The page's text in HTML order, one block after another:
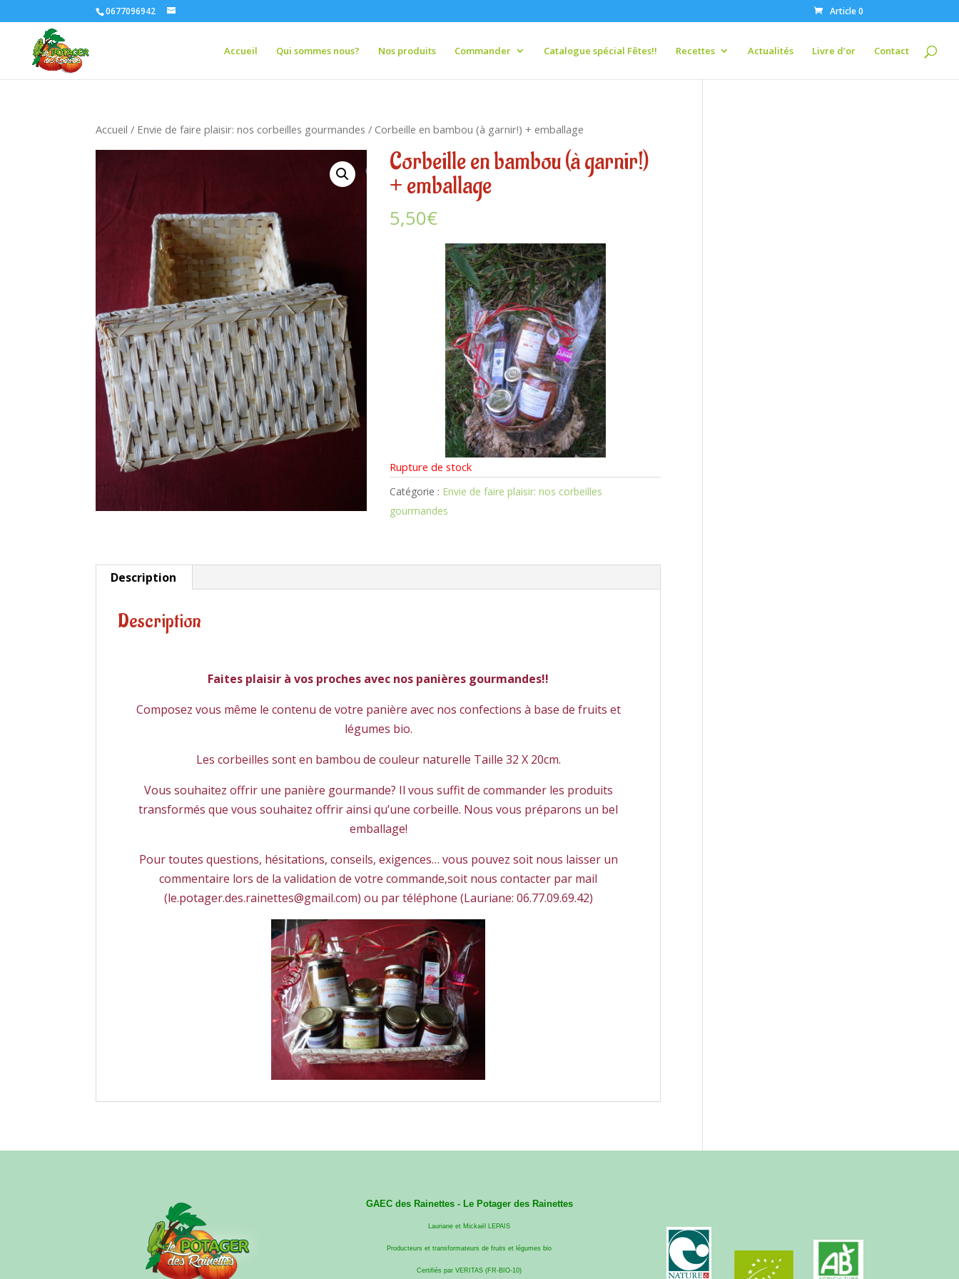
0677096942 Article 0
Accueil Qui sommes nous? Nos produits Commander Catalogue spécial Fêtes!! Recettes Actualités Livre d’or Contact
Accueil / Envie de faire plaisir: nos corbeilles gourmandes / Corbeille en bambou (à garnir!) + emballage
Corbeille en bambou (à garnir!)
+ emballage
5,50€
Rupture de stock
Catégorie : Envie de faire plaisir: nos corbeilles
gourmandes
Description
Description
Faites plaisir à vos proches avec nos panières gourmandes!!
Composez vous même le contenu de votre panière avec nos confections à base de fruits et
légumes bio.
Les corbeilles sont en bambou de couleur naturelle Taille 32 X 20cm.
Vous souhaitez offrir une panière gourmande? Il vous suffit de commander les produits
transformés que vous souhaitez offrir ainsi qu’une corbeille. Nous vous préparons un bel
emballage!
Pour toutes questions, hésitations, conseils, exigences… vous pouvez soit nous laisser un
commentaire lors de la validation de votre commande,soit nous contacter par mail
(le.potager.des.rainettes@gmail.com) ou par téléphone (Lauriane: 06.77.09.69.42)
GAEC des Rainettes - Le Potager des Rainettes
Lauriane et Mickaël LEPAIS
Producteurs et transformateurs de fruits et légumes bio
Certifiés par VERITAS (FR-BIO-10)